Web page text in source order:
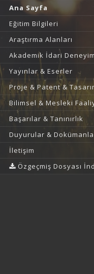
Ana Sayfa
Eğitim Bilgileri
Araştırma Alanları
Akademik İdari Deneyim
Yayınlar & Eserler
Proje & Patent &
Bilimsel & Mesleki
Başarılar & Tanınırlık
Duyurular &
İletişim
Özgeçmiş Dosyası